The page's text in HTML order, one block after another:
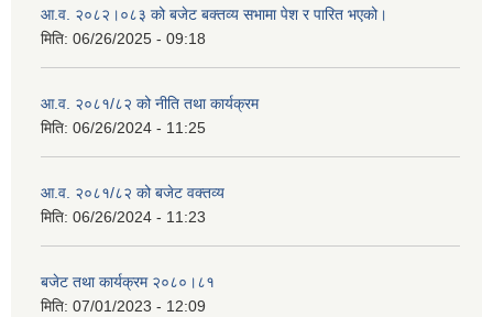
आ‍.व. २०८२।०८३ को बजेट बक्तव्य सभामा पेश र पारित भएको।
मिति: 06/26/2025 - 09:18
आ.व. २०८१/८२ को नीति तथा कार्यक्रम
मिति: 06/26/2024 - 11:25
आ.व. २०८१/८२ को बजेट वक्तव्य
मिति: 06/26/2024 - 11:23
बजेट तथा कार्यक्रम २०८०।८१
मिति: 07/01/2023 - 12:09